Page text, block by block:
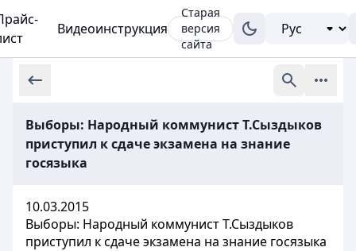
Видеоинструкция
Старая
версия
сайта
Выборы: Народный коммунист Т.Сыздыков
приступил к сдаче экзамена на знание
госязыка
10.03.2015
Выборы: Народный коммунист Т.Сыздыков
приступил к сдаче экзамена на знание госязыка